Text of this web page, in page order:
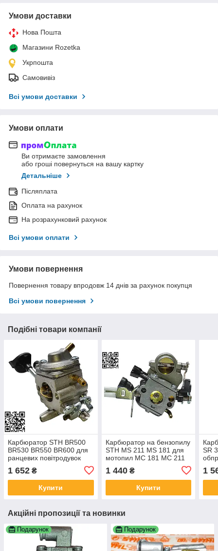
Умови доставки
Нова Пошта
Магазини Rozetka
Укрпошта
Самовивіз
Всі умови доставки
Умови оплати
Ви отримаєте замовлення
або гроші повернуться на вашу картку
Детальніше
Післяплата
Оплата на рахунок
На розрахунковий рахунок
Всі умови оплати
Умови повернення
Повернення товару впродовж 14 днів за рахунок покупця
Всі умови повернення
Подібні товари компанії
Карбюратор STH BR500
BR530 BR550 BR600 для
ранцевих повітродувок
C1Q-S184/ 42821200606
42821200607
42821200608
1 652 ₴
Купити
Карбюратор на бензопилу
STH MS 211 MS 181 для
мотопил МС 181 МС 211
C1Q-S268 C1Q-S269
1 440₴
Купити
SR
45
1
Акційні пропозиції та новинки
Подарунок Подарунок